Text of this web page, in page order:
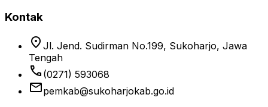
Kontak
location_on Jl. Jend. Sudirman No.199, Sukoharjo, Jawa
Tengah
phone (0271) 593068
emailpemkab@sukoharjokab.go.id